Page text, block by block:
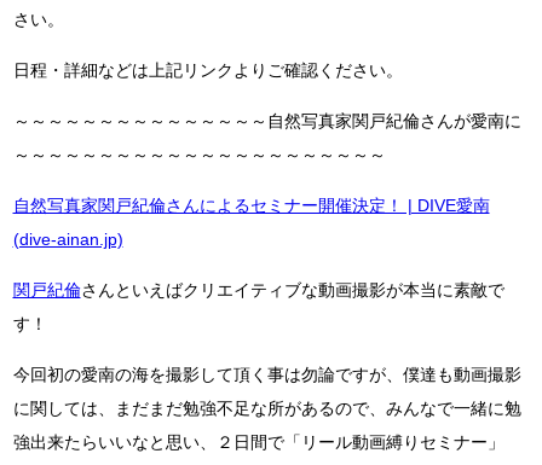
さい。
日程・詳細などは上記リンクよりご確認ください。
～～～～～～～～～～～～～～～自然写真家関戸紀倫さんが愛南に
～～～～～～～～～～～～～～～～～～～～～～
自然写真家関戸紀倫さんによるセミナー開催決定！ | DIVE愛南
(dive-ainan.jp)
関戸紀倫さんといえばクリエイティブな動画撮影が本当に素敵で
す！
今回初の愛南の海を撮影して頂く事は勿論ですが、僕達も動画撮影
に関しては、まだまだ勉強不足な所があるので、みんなで一緒に勉
強出来たらいいなと思い、２日間で「リール動画縛りセミナー」